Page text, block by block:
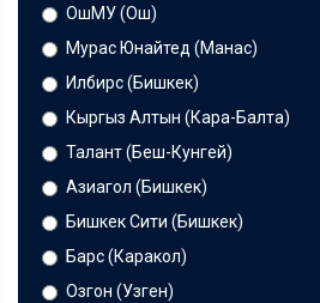
ОшМУ (Ош)
Мурас Юнайтед (Манас)
Илбирс (Бишкек)
Кыргыз Алтын (Кара-Балта)
Талант (Беш-Кунгей)
Азиагол (Бишкек)
Бишкек Сити (Бишкек)
Барс (Каракол)
Озгон (Узген)